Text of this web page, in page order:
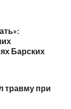
Барских
травму при